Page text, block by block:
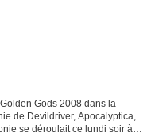
Gods 2008 dans la
de Devildriver, Apocalyptica,
se déroulait ce lundi soir à